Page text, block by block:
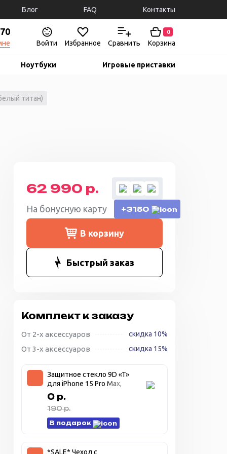
Блог FAQ Контакты
Войти Избранное Сравнить
0
Корзина
Ноутбуки Игровые приставки
титан)
62 990 р.
На бонусную карту +3150
В корзину
Быстрый заказ
Комплект к заказу
От 2-х аксессуаров скидка 10%
От 3-х аксессуаров скидка 15%
Защитное стекло 9D «T»
для iPhone 15 Pro Max,
прозрачное + чёрная
рамка
0 р.
190 р.
В подарок
*SALE* Чехол с